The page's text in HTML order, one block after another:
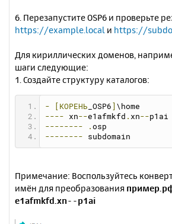
6. Перезапустите OSP6 и проверьте
https://example.local и https://
Для кириллических доменов,
шаги следующие:
1. Создайте структуру каталогов:
- [КОРЕНЬ _OSP6
\home
---- xn--e1afmkfd . xn--p1ai
--------
. osp
-------- subdomain
Примечание: Воспользуйтесь
имён для преобразования
e1afmkfd.xn--p1ai